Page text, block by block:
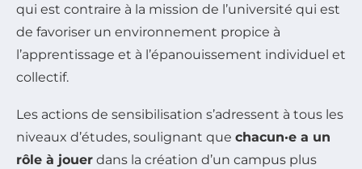
qui est contraire à la mission de l’université qui est
de favoriser un environnement propice à
l’apprentissage et à l’épanouissement individuel et
collectif.
Les actions de sensibilisation s’adressent à tous les
niveaux d’études, soulignant que chacun·e a un
rôle à jouer dans la création d’un campus plus